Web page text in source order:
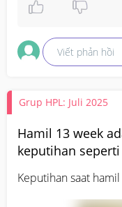
Viết phản hồi
Grup HPL: Juli 2025
Hamil 13 week
keputihan
Keputihan saat